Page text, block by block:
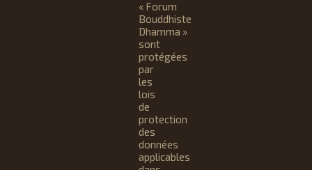
« Forum
Bouddhiste
Dhamma »
sont
protégées
par
les
lois
de
protection
des
données
applicables